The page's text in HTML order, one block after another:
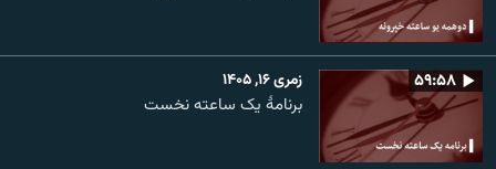
۵۹:۵۸ زمری ۱۶, ۱۴۰۵
برنامۀ یک ساعته نخست